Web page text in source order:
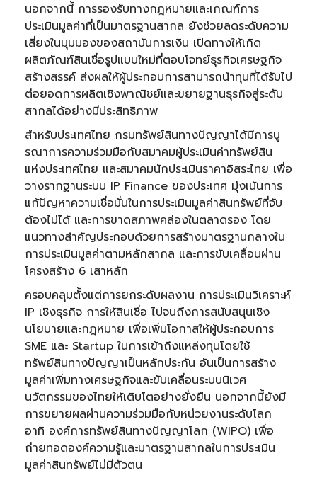
นอกจากนี้ การรองรับทางกฎหมายและเกณฑ์การ
ประเมินมูลค่าที่เป็นมาตรฐานสากล ยังช่วยลดระดับความ
เสี่ยงในมุมมองของสถาบันการเงิน เปิดทางให้เกิด
ผลิตภัณฑ์สินเชื่อรูปแบบใหม่ที่ตอบโจทย์ธุรกิจเศรษฐกิจ
สร้างสรรค์ ส่งผลให้ผู้ประกอบการสามารถนำทุนที่ได้รับไป
ต่อยอดการผลิตเชิงพาณิชย์และขยายฐานธุรกิจสู่ระดับ
สากลได้อย่างมีประสิทธิภาพ
สำหรับประเทศไทย กรมทรัพย์สินทางปัญญาได้มีการบู
รณาการความร่วมมือกับสมาคมผู้ประเมินค่าทรัพย์สิน
แห่งประเทศไทย และสมาคมนักประเมินราคาอิสระไทย เพื่อ
วางรากฐานระบบ IP Finance ของประเทศ มุ่งเน้นการ
แก้ปัญหาความเชื่อมั่นในการประเมินมูลค่าสินทรัพย์ที่จับ
ต้องไม่ได้ และการขาดสภาพคล่องในตลาดรอง โดย
แนวทางสำคัญประกอบด้วยการสร้างมาตรฐานกลางใน
การประเมินมูลค่าตามหลักสากล และการขับเคลื่อนผ่าน
โครงสร้าง 6 เสาหลัก
ครอบคลุมตั้งแต่การยกระดับผลงาน การประเมินวิเคราะห์
IP เชิงธุรกิจ การให้สินเชื่อ ไปจนถึงการสนับสนุนเชิง
นโยบายและกฎหมาย เพื่อเพิ่มโอกาสให้ผู้ประกอบการ
SME และ Startup ในการเข้าถึงแหล่งทุนโดยใช้
ทรัพย์สินทางปัญญาเป็นหลักประกัน อันเป็นการสร้าง
มูลค่าเพิ่มทางเศรษฐกิจและขับเคลื่อนระบบนิเวศ
นวัตกรรมของไทยให้เติบโตอย่างยั่งยืน นอกจากนี้ยังมี
การขยายผลผ่านความร่วมมือกับหน่วยงานระดับโลก
อาทิ องค์การทรัพย์สินทางปัญญาโลก (WIPO) เพื่อ
ถ่ายทอดองค์ความรู้และมาตรฐานสากลในการประเมิน
มูลค่าสินทรัพย์ไม่มีตัวตน